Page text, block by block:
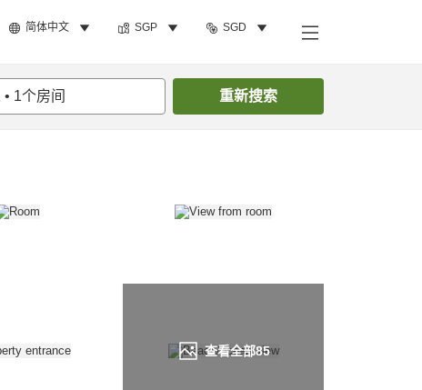
简体中文 SGP SGD
• 1个房间 重新搜索
查看全部85
搜索客房